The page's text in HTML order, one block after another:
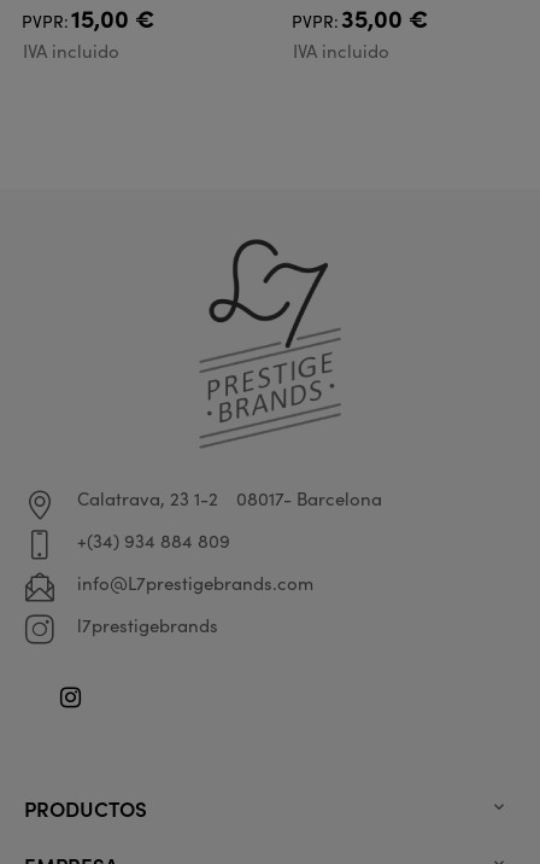
PVPR:15,00 €
IVA incluido
PVPR:35,00 €
IVA incluido
Calatrava, 23 1-2
08017- Barcelona
+(34) 934 884 809
info@L7prestigebrands.com
l7prestigebrands
Instagram
PRODUCTOS 